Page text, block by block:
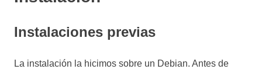
Instalaciones previas
La instalación la hicimos sobre un Debian. Antes de